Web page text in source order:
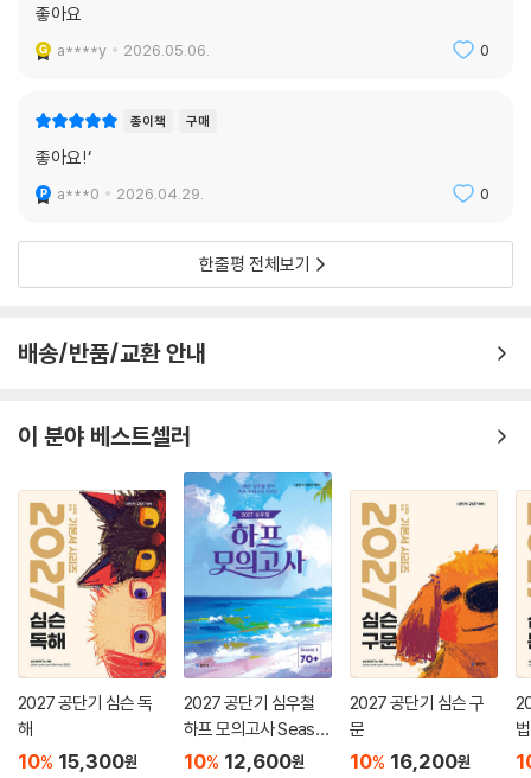
좋아요
a****y 2026.05.06. 0
종이책 구매
좋아요!‘
a***0 2026.04.29. 0
한줄평 전체보기
배송/반품/교환 안내
이 분야 베스트셀러
2027 공단기 심슨 독
해
10% 15,300원
2027 공단기 심우철
하프 모의고사 Seaso
n 1: 70+
10% 12,600원
2027 공단기 심슨 구
문
10% 16,200원
법